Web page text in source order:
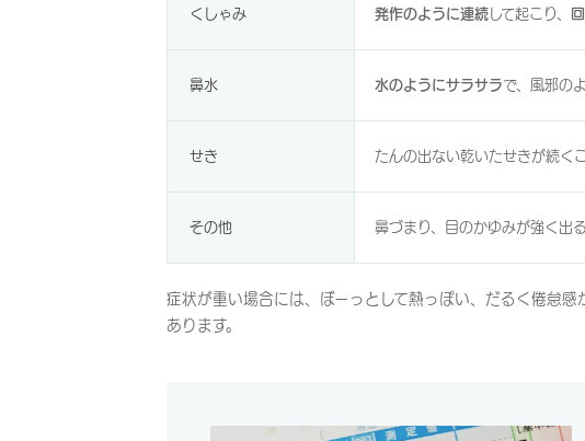
くしゃみ 発作のように連続して起こり、
鼻水 水のようにサラサラで、風邪の
せき たんの出ない乾いたせきが続く
その他 鼻づまり、目のかゆみが強く出る
症状が重い場合には、ぼーっとして熱っぽい、だるく倦怠
あります。